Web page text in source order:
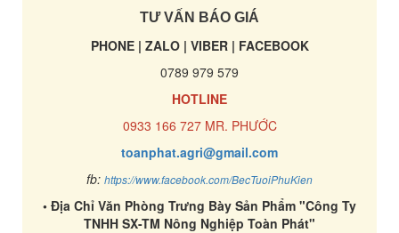
TƯ VẤN BÁO GIÁ
PHONE | ZALO | VIBER | FACEBOOK
0789 979 579
HOTLINE
0933 166 727 MR. PHƯỚC
toanphat.agri@gmail.com
fb: https://www.facebook.com/BecTuoiPhuKien
• Địa Chỉ Văn Phòng Trưng Bày Sản Phẩm "Công Ty
TNHH SX-TM Nông Nghiệp Toàn Phát"